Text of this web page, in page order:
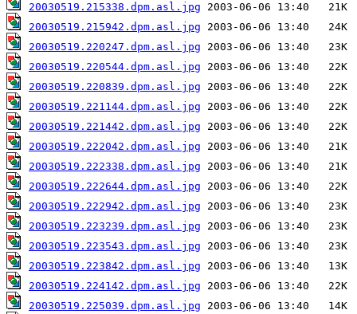
20030519.215338.dpm.asl.jpg
20030519.215942.dpm.asl.jpg
20030519.220247.dpm.asl.jpg
20030519.220544.dpm.asl.jpg
20030519.220839.dpm.asl.jpg
20030519.221144.dpm.asl.jpg
20030519.221442.dpm.asl.jpg
20030519.222042.dpm.asl.jpg
20030519.222338.dpm.asl.jpg
20030519.222644.dpm.asl.jpg
20030519.222942.dpm.asl.jpg
20030519.223239.dpm.asl.jpg
20030519.223543.dpm.asl.jpg
20030519.223842.dpm.asl.jpg
20030519.224142.dpm.asl.jpg
20030519.225039.dpm.asl.jpg